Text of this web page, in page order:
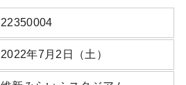
22350004
2022年7月2日（土）